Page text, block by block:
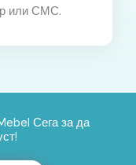
или СМС.
Сега за да